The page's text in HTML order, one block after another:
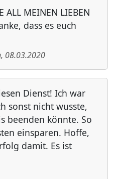
ALL MEINEN LIEBEN
dass es euch
, 08.03.2020
Dienst! Ich war
sonst nicht wusste,
beenden könnte. So
einsparen. Hoffe,
damit. Es ist